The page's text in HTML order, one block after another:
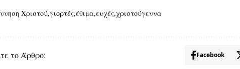
Χριστού γιορτές έθιμα ευχές χριστούγεννα
το Άρθρο: Facebook